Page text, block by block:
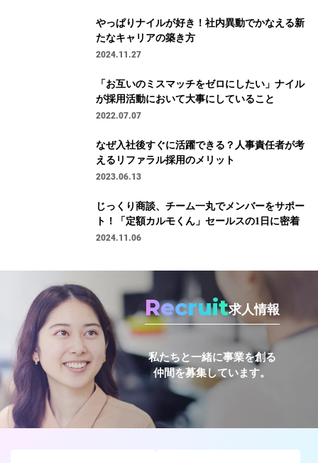
やっぱりナイルが好き！社内異動でかなえる新
たなキャリアの築き方
2024.11.27
「お互いのミスマッチをゼロにしたい」ナイル
が採用活動において大事にしていること
2022.07.07
なぜ入社後すぐに活躍できる？人事責任者が考
えるリファラル採用のメリット
2023.06.13
じっくり商談、チーム一丸でメンバーをサポー
ト！「定額カルモくん」セールスの1日に密着
2024.11.06
Recruit求人情報
私たちと一緒に事業を創る
仲間を募集しています。